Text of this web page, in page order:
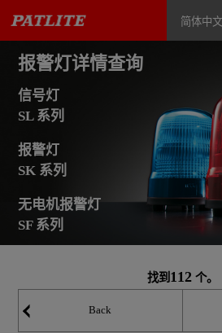
报警灯详情查询
信号灯
SL 系列
报警灯
SK 系列
无电机报警灯
SF 系列
找到112个。
Back